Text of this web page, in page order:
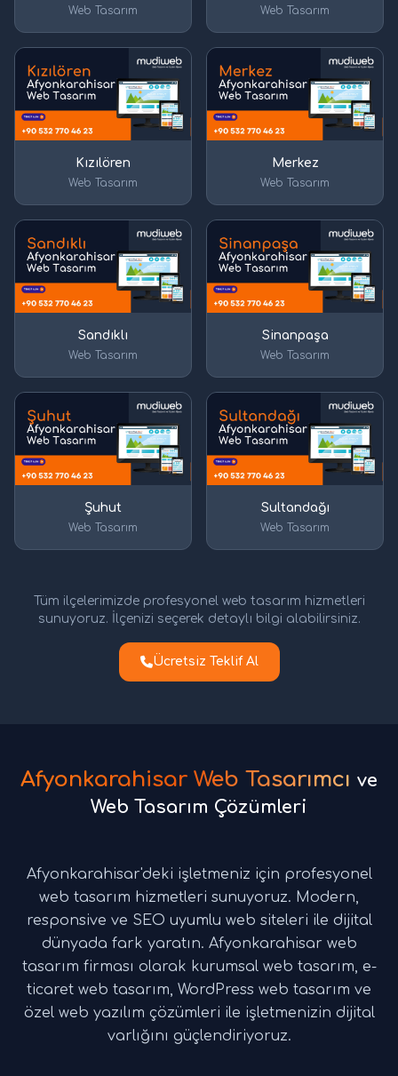
Web Tasarım Web Tasarım
Kızılören
Web Tasarım
Merkez
Web Tasarım
Sandıklı
Web Tasarım
Sinanpaşa
Web Tasarım
Şuhut
Web Tasarım
Sultandağı
Web Tasarım
Tüm ilçelerimizde profesyonel web tasarım hizmetleri
sunuyoruz. İlçenizi seçerek detaylı bilgi alabilirsiniz.
Ücretsiz Teklif Al
Afyonkarahisar Web Tasarımcı ve
Web Tasarım Çözümleri
Afyonkarahisar'deki işletmeniz için profesyonel
web tasarım hizmetleri sunuyoruz. Modern,
responsive ve SEO uyumlu web siteleri ile dijital
dünyada fark yaratın. Afyonkarahisar web
tasarım firması olarak kurumsal web tasarım, e-
ticaret web tasarım, WordPress web tasarım ve
özel web yazılım çözümleri ile işletmenizin dijital
varlığını güçlendiriyoruz.